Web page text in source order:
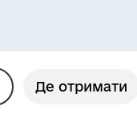
Де отримати